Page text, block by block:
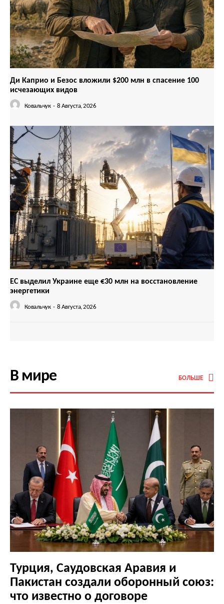
Ди Каприо и Безос вложили $200 млн в спасение 100
исчезающих видов
Ковальчук - 8 Августа, 2026
ЕС выделил Украине еще €30 млн на восстановление
энергетики
Ковальчук - 8 Августа, 2026
В мире БОЛЬШЕ
Турция, Саудовская Аравия и
Пакистан создали оборонный союз:
что известно о договоре